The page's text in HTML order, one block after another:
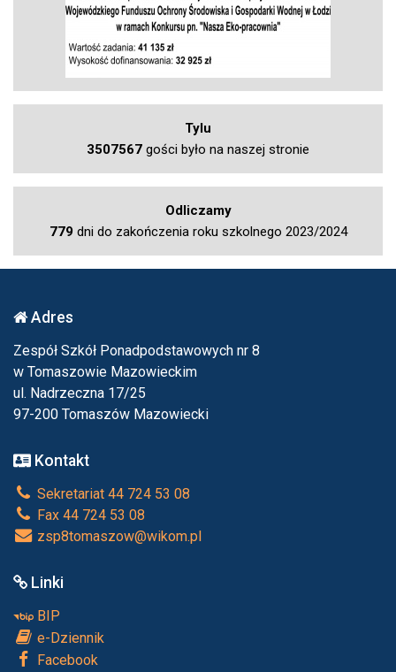
Tylu
3507567 gości było na naszej stronie
Odliczamy
779 dni do zakończenia roku szkolnego 2023/2024
Adres
Zespół Szkół Ponadpodstawowych nr 8
w Tomaszowie Mazowieckim
ul. Nadrzeczna 17/25
97-200 Tomaszów Mazowiecki
Kontakt
Sekretariat 44 724 53 08
Fax 44 724 53 08
zsp8tomaszow@wikom.pl
Linki
BIP
e-Dziennik
Facebook